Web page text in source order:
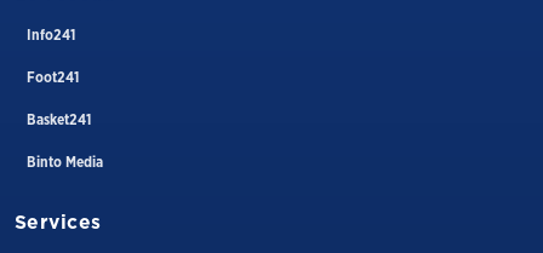
Info241
Foot241
Basket241
Binto Media
Services